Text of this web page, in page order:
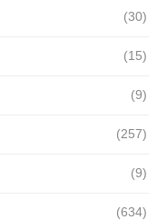
(30)
(15)
(9)
(257)
(9)
(634)